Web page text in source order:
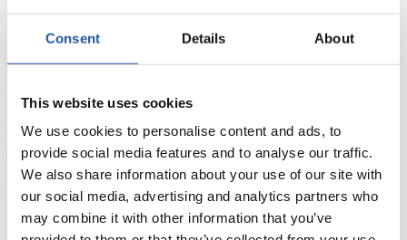
Consent Details About
This website uses cookies
We use cookies to personalise content and ads, to
provide social media features and to analyse our traffic.
We also share information about your use of our site with
our social media, advertising and analytics partners who
may combine it with other information that you’ve
haben Zugriff auf Athletenbiographien und Informationen zu
Für Nationale Verbände
Hier können Sie sich über allgemeine Neuigkeiten informieren, das